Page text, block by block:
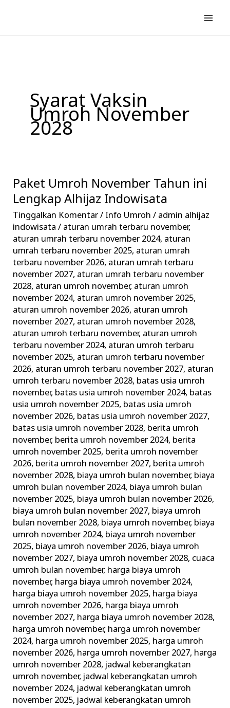
konten
Syarat Vaksin
Umroh November
2028
Paket Umroh November Tahun ini
Lengkap Alhijaz Indowisata
Tinggalkan Komentar/ Info Umroh / admin alhijaz
indowisata/ aturan umrah terbaru november,
aturan umrah terbaru november 2024, aturan
umrah terbaru november 2025, aturan umrah
terbaru november 2026, aturan umrah terbaru
november 2027, aturan umrah terbaru november
2028, aturan umroh november, aturan umroh
november 2024, aturan umroh november 2025,
aturan umroh november 2026, aturan umroh
november 2027, aturan umroh november 2028,
aturan umroh terbaru november, aturan umroh
terbaru november 2024, aturan umroh terbaru
november 2025, aturan umroh terbaru november
2026, aturan umroh terbaru november 2027, aturan
umroh terbaru november 2028, batas usia umroh
november, batas usia umroh november 2024, batas
usia umroh november 2025, batas usia umroh
november 2026, batas usia umroh november 2027,
batas usia umroh november 2028, berita umroh
november, berita umroh november 2024, berita
umroh november 2025, berita umroh november
2026, berita umroh november 2027, berita umroh
november 2028, biaya umroh bulan november, biaya
umroh bulan november 2024, biaya umroh bulan
november 2025, biaya umroh bulan november 2026,
biaya umroh bulan november 2027, biaya umroh
bulan november 2028, biaya umroh november, biaya
umroh november 2024, biaya umroh november
2025, biaya umroh november 2026, biaya umroh
november 2027, biaya umroh november 2028, cuaca
umroh bulan november, harga biaya umroh
november, harga biaya umroh november 2024,
harga biaya umroh november 2025, harga biaya
umroh november 2026, harga biaya umroh
november 2027, harga biaya umroh november 2028,
harga umroh november, harga umroh november
2024, harga umroh november 2025, harga umroh
november 2026, harga umroh november 2027, harga
umroh november 2028, jadwal keberangkatan
umroh november, jadwal keberangkatan umroh
november 2024, jadwal keberangkatan umroh
november 2025, jadwal keberangkatan umroh
Paket
Umroh
November
Tahun
ini
Lengkap
Alhijaz
Indowisata